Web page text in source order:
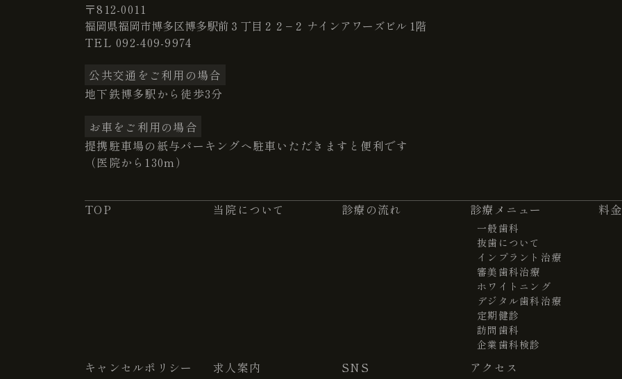
〒812-0011
福岡県福岡市博多区博多駅前３丁目２２−２ ナインアワーズビル 1階
TEL092-409-9974
公共交通をご利用の場合
地下鉄博多駅から徒歩3分
お車をご利用の場合
提携駐車場の紙与パーキングへ駐車いただきますと便利です
（医院から130m）
TOP 当院について 診療の流れ 診療メニュー
一般歯科
抜歯について
インプラント治療
審美歯科治療
ホワイトニング
デジタル歯科治療
定期健診
訪問歯科
企業歯科検診
料
キャンセルポリシー 求人案内 SNS アクセス